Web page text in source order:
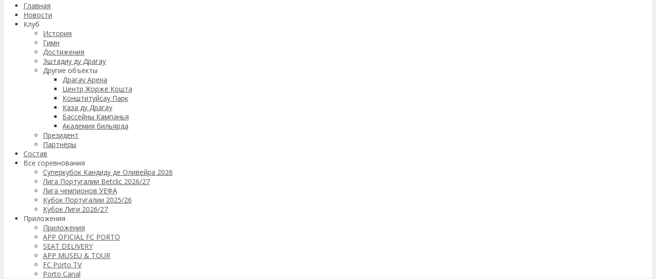
Главная
Новости
Клуб
История
Гимн
Достижения
Эштадиу ду Драгау
Другие объекты
Драгау Арена
Центр Жорже Кошта
Конштитуйсау Парк
Каза ду Драгау
Бассейны Кампанья
Академия бильярда
Президент
Партнёры
Состав
Все соревнования
Суперкубок Кандиду де Оливейра 2026
Лига Португалии Betclic 2026/27
Лига чемпионов УЕФА
Кубок Португалии 2025/26
Кубок Лиги 2026/27
Приложения
Приложения
APP OFICIAL FC PORTO
SEAT DELIVERY
APP MUSEU & TOUR
FC Porto TV
Porto Canal